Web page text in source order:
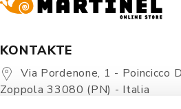
KONTAKTE
Via Pordenone, 1 - Poincicco
Zoppola 33080 (PN) - Italia